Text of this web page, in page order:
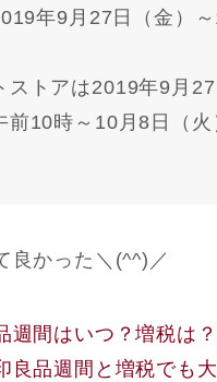
年9月27日（金）
トアは2019年9月27
前10時～10月8日（火
良かった＼(^^)／
週間はいつ？増税は
良品週間と増税でも